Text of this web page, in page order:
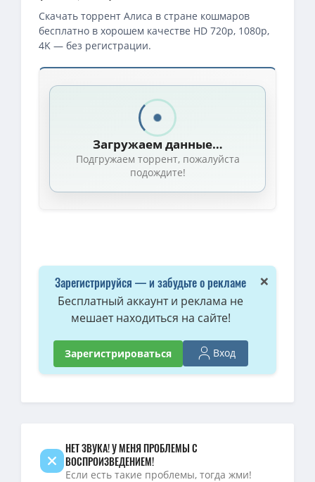
Скачать торрент Алиса в стране кошмаров
бесплатно в хорошем качестве HD 720p, 1080p,
4K — без регистрации.
Загружаем данные…
Подгружаем торрент, пожалуйста
подождите!
×
Зарегистрируйся — и забудьте о рекламе
Бесплатный аккаунт и реклама не
мешает находиться на сайте!
Зарегистрироваться Вход
НЕТ ЗВУКА! У МЕНЯ ПРОБЛЕМЫ С
ВОСПРОИЗВЕДЕНИЕМ!
Если есть такие проблемы, тогда жми!